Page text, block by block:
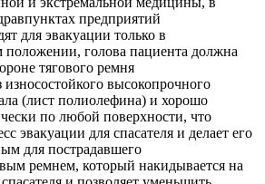
предприятий
для эвакуации только в
положении, голова пациента должна
тягового ремня
высокопрочного
(лист полиолефина) и хорошо
по любой поверхности, что
эвакуации для спасателя и делает его
для пострадавшего
ремнем, который накидывается на